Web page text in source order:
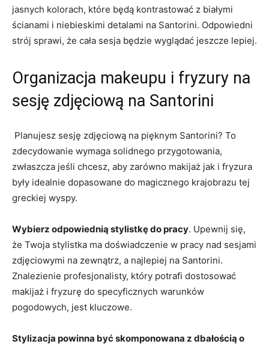
jasnych kolorach, które będą kontrastować z ⁢białymi
ścianami i niebieskimi detalami na Santorini. ‌Odpowiedni‍
strój sprawi, że cała sesja będzie wyglądać jeszcze lepiej.
Organizacja makeupu i fryzury na
sesję‌ zdjęciową ‌na Santorini
⁢ Planujesz sesję zdjęciową na pięknym Santorini? To
zdecydowanie wymaga solidnego przygotowania,
zwłaszcza jeśli chcesz, ⁢aby zarówno ​makijaż jak ‌i fryzura⁢
były idealnie dopasowane do magicznego krajobrazu tej
greckiej‌ wyspy.
Wybierz odpowiednią⁣ stylistkę do ‌pracy.⁤ Upewnij‍ się,⁢
że ‍Twoja stylistka ma doświadczenie w pracy‍ nad sesjami
‌zdjęciowymi na zewnątrz, a najlepiej na⁤ Santorini.
Znalezienie ⁣profesjonalisty, który potrafi dostosować
makijaż i fryzurę do specyficznych​ warunków ​
pogodowych, jest kluczowe.
Stylizacja powinna być skomponowana z dbałością o